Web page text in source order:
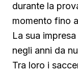
durante la
momento fino
La sua
negli anni da
Tra loro i